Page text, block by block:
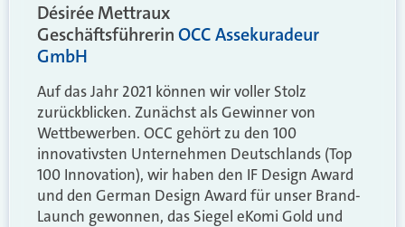
Désirée Mettraux
GeschäftsführerinOCC Assekuradeur
GmbH
Auf das Jahr 2021 können wir voller Stolz
zurückblicken. Zunächst als Gewinner von
Wettbewerben. OCC gehört zu den 100
innovativsten Unternehmen Deutschlands (Top
100 Innovation), wir haben den IF Design Award
und den German Design Award für unser Brand-
Launch gewonnen, das Siegel eKomi Gold und